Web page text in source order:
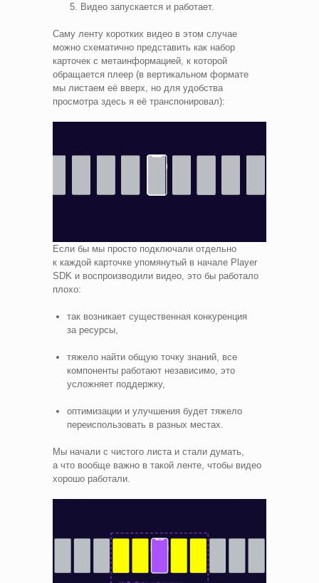
Видео запускается и работает.
Саму ленту коротких видео в этом случае
можно схематично представить как набор
карточек с метаинформацией, к которой
обращается плеер (в вертикальном формате
мы листаем её вверх, но для удобства
просмотра здесь я её транспонировал):
Если бы мы просто подключали отдельно
к каждой карточке упомянутый в начале Player
SDK и воспроизводили видео, это бы работало
плохо:
так возникает существенная конкуренция
за ресурсы,
тяжело найти общую точку знаний, все
компоненты работают независимо, это
усложняет поддержку,
оптимизации и улучшения будет тяжело
переиспользовать в разных местах.
Мы начали с чистого листа и стали думать,
а что вообще важно в такой ленте, чтобы видео
хорошо работали.